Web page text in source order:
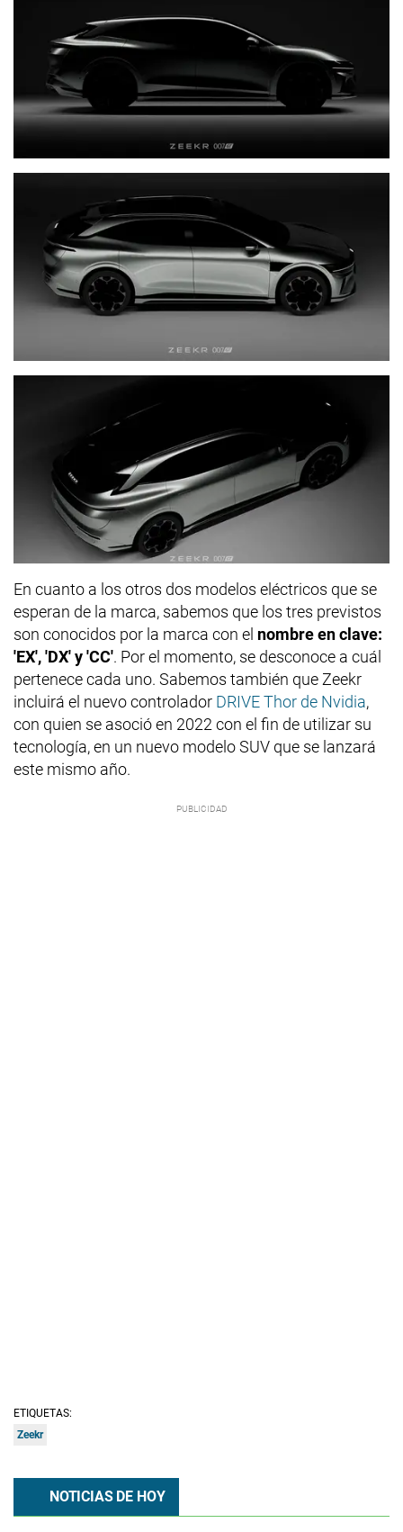
En cuanto a los otros dos modelos eléctricos que se
esperan de la marca, sabemos que los tres previstos
son conocidos por la marca con el nombre en clave:
'EX', 'DX' y 'CC'. Por el momento, se desconoce a cuál
pertenece cada uno. Sabemos también que Zeekr
incluirá el nuevo controlador DRIVE Thor de Nvidia,
con quien se asoció en 2022 con el fin de utilizar su
tecnología, en un nuevo modelo SUV que se lanzará
este mismo año.
ETIQUETAS:
Zeekr
NOTICIAS DE HOY